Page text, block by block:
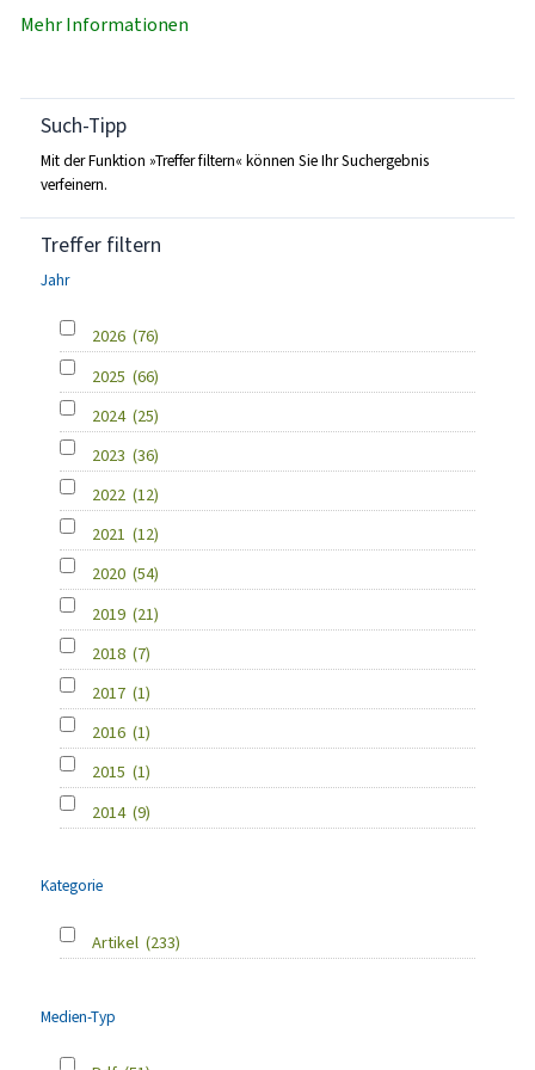
Mehr Informationen
Such-Tipp
Mit der Funktion »Treffer filtern« können Sie Ihr Suchergebnis
verfeinern.
Treffer filtern
Jahr
2026 (76)
2025 (66)
2024 (25)
2023 (36)
2022 (12)
2021 (12)
2020 (54)
2019 (21)
2018 (7)
2017 (1)
2016 (1)
2015 (1)
2014 (9)
Kategorie
Artikel (233)
Medien-Typ